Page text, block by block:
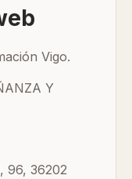
Vigo.
Y
96, 36202